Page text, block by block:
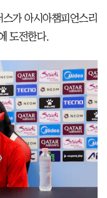
가 아시아챔피언스리
도전한다.